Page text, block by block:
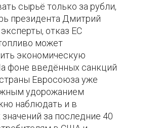
сырьё только за рубли,
президента Дмитрий
отказ ЕС
может
экономическую
фоне введённых санкций
Евросоюза уже
удорожанием
наблюдать и в
за последние 40